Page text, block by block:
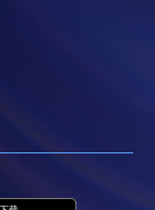
查詢用途。
而被取消)及
為 閣下已獲
後儘快通知申